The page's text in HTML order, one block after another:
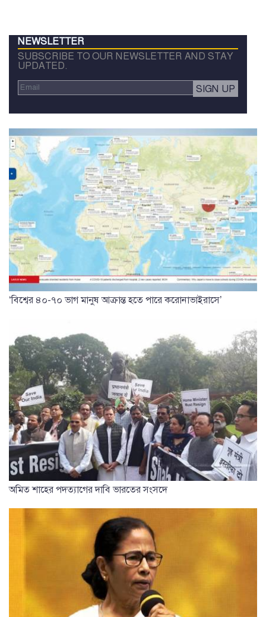
NEWSLETTER
SUBSCRIBE TO OUR NEWSLETTER AND STAY
UPDATED.
‘বিশ্বের ৪০-৭০ ভাগ মানুষ আক্রান্ত হতে পারে করোনাভাইরাসে’
অমিত শাহের পদত্যাগের দাবি ভারতের সংসদে